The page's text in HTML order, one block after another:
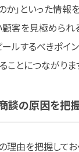
」といった情報
顧客を見極められ
ルするべきポイ
とにつながりま
談の原因を把
理由を把握して